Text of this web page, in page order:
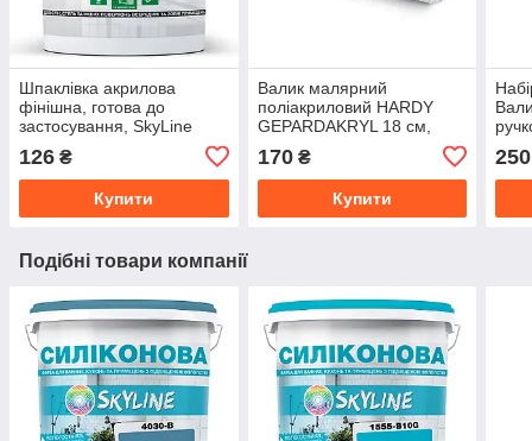
Шпаклівка акрилова
фінішна, готова до
застосування, SkyLine
126 ₴
Купити
Валик малярний
поліакриловий HARDY
GEPARDAKRYL 18 см,
ворс 8 мм, діаметр 48 мм
170₴
Купити
250
Подібні товари компанії